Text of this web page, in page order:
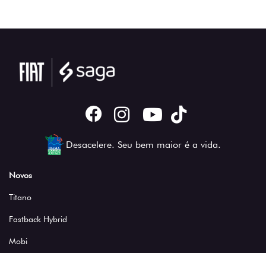
Desacelere. Seu bem maior é a vida.
Novos
Titano
Fastback Hybrid
Mobi